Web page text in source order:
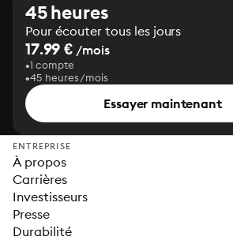
45 heures
Pour écouter tous les jours
17.99 € /mois
1 compte
45 heures/mois
Essayer maintenant
ENTREPRISE
À propos
Carrières
Investisseurs
Presse
Durabilité